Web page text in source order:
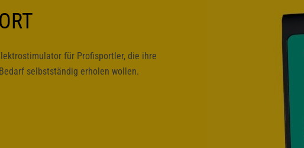
für Profisportler, die ihre
selbstständig erholen wollen.